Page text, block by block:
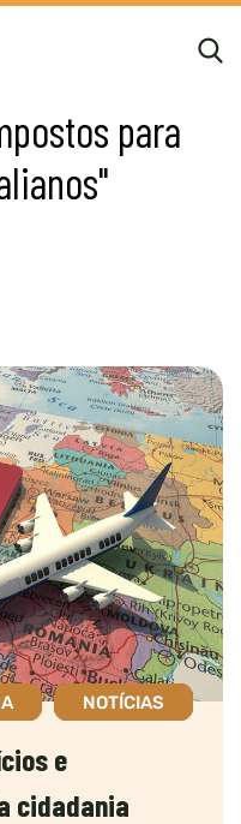
para
NOTÍCIAS
e
cidadania